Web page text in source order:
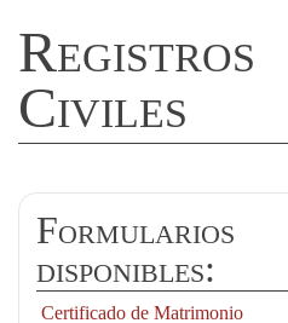
Registros
Civiles
Formularios
disponibles:
Certificado de Matrimonio